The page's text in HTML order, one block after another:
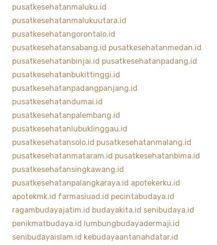
pusatkesehatanmaluku.id
pusatkesehatanmalukuutara.id
pusatkesehatangorontalo.id
pusatkesehatansabang.id pusatkesehatanmedan.id
pusatkesehatanbinjai.id pusatkesehatanpadang.id
pusatkesehatanbukittinggi.id
pusatkesehatanpadangpanjang.id
pusatkesehatandumai.id
pusatkesehatanpalembang.id
pusatkesehatanlubuklinggau.id
pusatkesehatansolo.id pusatkesehatanmalang.id
pusatkesehatanmataram.id pusatkesehatanbima.id
pusatkesehatansingkawang.id
pusatkesehatanpalangkaraya.id apotekerku.id
apotekmk.id farmasiuad.id pecintabudaya.id
ragambudayajatim.id budayakita.id senibudaya.id
penikmatbudaya.id lumbungbudayadermaji.id
senibudayaislam.id kebudayaantanahdatar.id